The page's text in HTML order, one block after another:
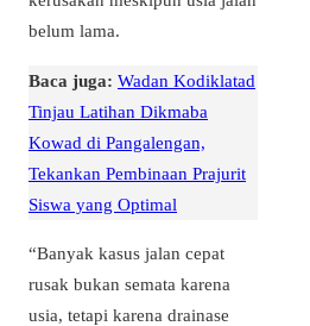
belum lama.
Baca juga: Wadan Kodiklatad
Tinjau Latihan Dikmaba
Kowad di Pangalengan,
Tekankan Pembinaan Prajurit
Siswa yang Optimal
“Banyak kasus jalan cepat
rusak bukan semata karena
usia, tetapi karena drainase